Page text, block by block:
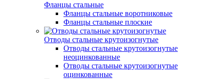
Фланцы стальные
Фланцы стальные воротниковые
Фланцы стальные плоские
Отводы стальные крутоизогнутые
Отводы стальные крутоизогнутые
неоцинкованные
Отводы стальные крутоизогнутые
оцинкованные